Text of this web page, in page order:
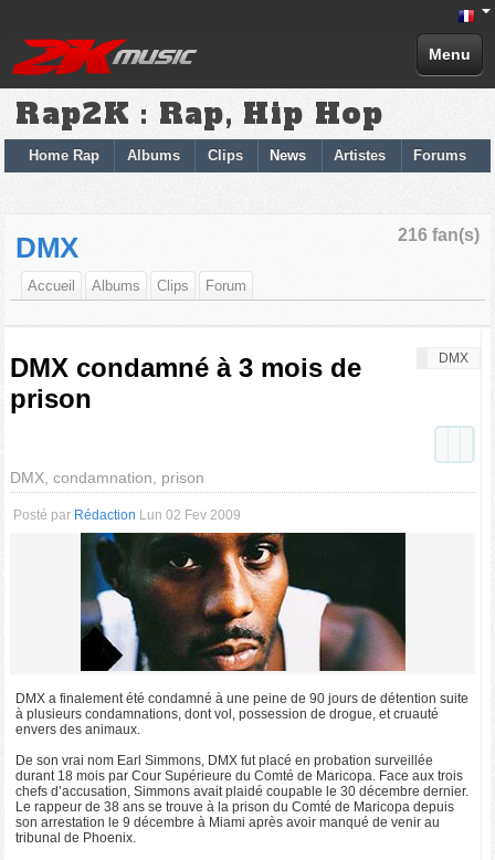
Menu
Rap2K : Rap, Hip Hop
Home Rap Albums Clips News Artistes Forums
216 fan(s)
DMX
Accueil Albums Clips Forum
DMX
DMX condamné à 3 mois de
prison
DMX, condamnation, prison
Posté par Rédaction Lun 02 Fev 2009
DMX a finalement été condamné à une peine de 90 jours de détention suite
à plusieurs condamnations, dont vol, possession de drogue, et cruauté
envers des animaux.
De son vrai nom Earl Simmons, DMX fut placé en probation surveillée
durant 18 mois par Cour Supérieure du Comté de Maricopa. Face aux trois
chefs d’accusation, Simmons avait plaidé coupable le 30 décembre dernier.
Le rappeur de 38 ans se trouve à la prison du Comté de Maricopa depuis
son arrestation le 9 décembre à Miami après avoir manqué de venir au
tribunal de Phoenix.